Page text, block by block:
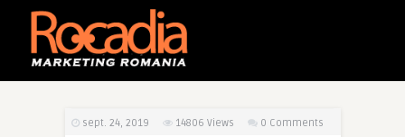
sept. 24, 2019 14806 Views 0 Comments